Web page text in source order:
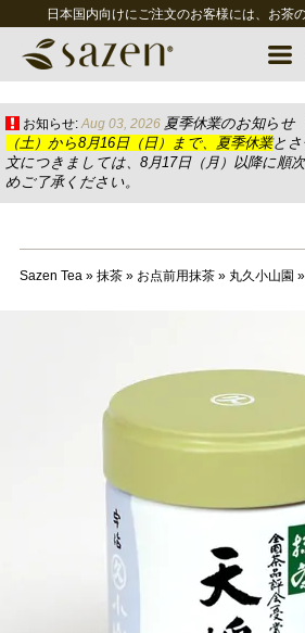
日本国内向けにご注文のお客様には、お茶
お知らせ: Aug 03, 2026 夏季休業のお知ら
（土）から8月16日（日）まで、夏季休業と
文につきましては、8月17日（月）以降に順
めご了承ください。
Sazen Tea» 抹茶» お点前用抹茶» 丸久小山園 »